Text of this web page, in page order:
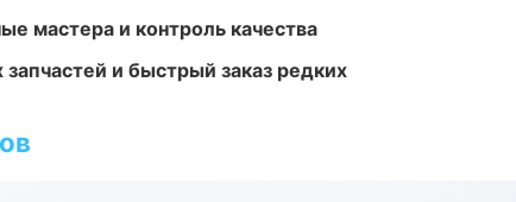
мастера и контроль качества
и быстрый заказ редких